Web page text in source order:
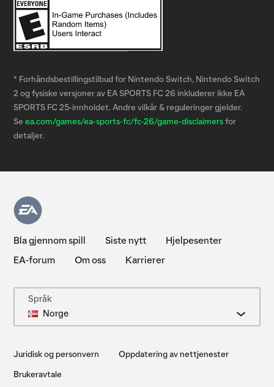
* Forhåndsbestillingstilbud for Nintendo Switch, Nintendo Switch
2 og fysiske versjoner av EA SPORTS FC 26 inkluderer ikke EA
SPORTS FC 25-innholdet. Andre vilkår & reguleringer gjelder.
Se ea.com/games/ea-sports-fc/fc-26/game-disclaimers for
detaljer.